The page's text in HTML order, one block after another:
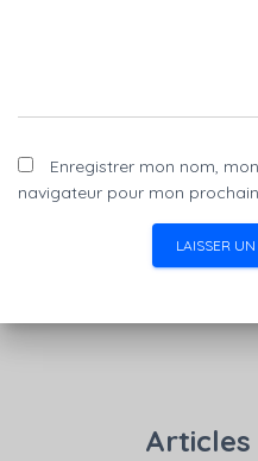
Enregistrer mon nom,
navigateur pour mon
Articles